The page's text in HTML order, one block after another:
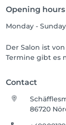
Opening hours
Monday - Sunday
Der Salon ist
Termine gibt es
Contact
86720